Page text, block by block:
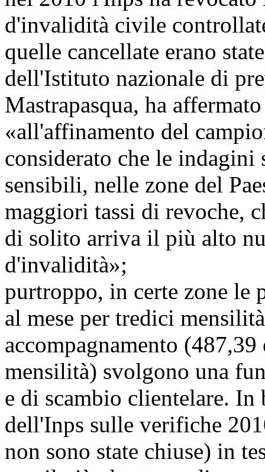
d'invalidità civile
quelle cancellate erano
dell'Istituto nazionale di
Mastrapasqua, ha
«all'affinamento del
considerato che le indagini
sensibili, nelle zone del
maggiori tassi di revoche,
di solito arriva il più alto
d'invalidità»;
purtroppo, in certe zone le
al mese per tredici
accompagnamento
mensilità) svolgono una
e di scambio clientelare. In
dell'Inps sulle verifiche
non sono state chiuse) in